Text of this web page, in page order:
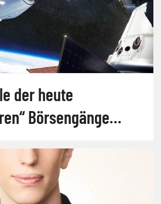
der heute
Börsengänge